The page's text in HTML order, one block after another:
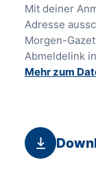
Mit deiner
Adresse
Morgen-
Abmeldelink
Mehr zum